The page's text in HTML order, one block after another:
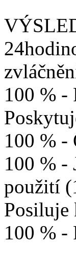
100 % -
100 % -
100 % -
použití
Posiluje
100 % -